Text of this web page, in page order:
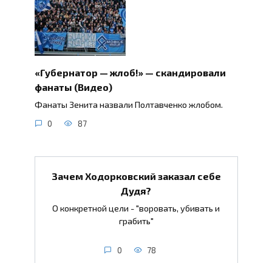
«Губернатор — жлоб!» — скандировали
фанаты (Видео)
Фанаты Зенита назвали Полтавченко жлобом.
0 87
Зачем Ходорковский заказал себе
Дудя?
О конкретной цели - "воровать, убивать и
грабить"
0 78